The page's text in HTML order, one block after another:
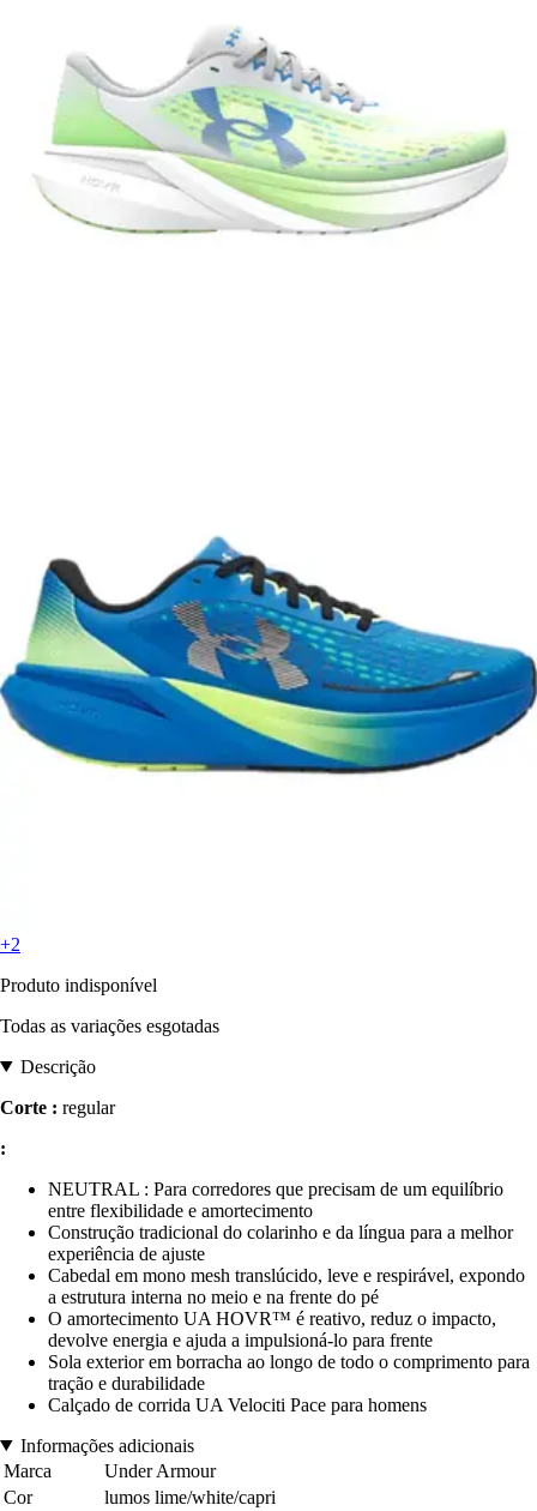
+2
Produto indisponível
Todas as variações esgotadas
Descrição
Corte : regular
:
NEUTRAL : Para corredores que precisam de um equilíbrio
entre flexibilidade e amortecimento
Construção tradicional do colarinho e da língua para a melhor
experiência de ajuste
Cabedal em mono mesh translúcido, leve e respirável, expondo
a estrutura interna no meio e na frente do pé
O amortecimento UA HOVR™ é reativo, reduz o impacto,
devolve energia e ajuda a impulsioná-lo para frente
Sola exterior em borracha ao longo de todo o comprimento para
tração e durabilidade
Calçado de corrida UA Velociti Pace para homens
Informações adicionais
Marca
Under Armour
Cor
lumos lime/white/capri